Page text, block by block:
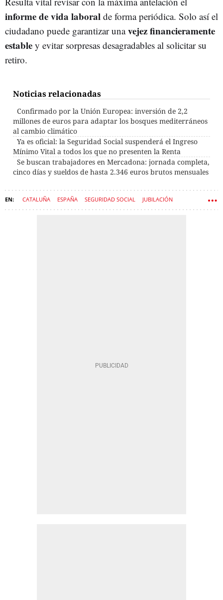
informe de vida laboral de forma periódica. Solo así el
ciudadano puede garantizar unavejez financieramente
estable y evitar sorpresas desagradables al solicitar su
retiro.
Noticias relacionadas
Confirmado por la Unión Europea: inversión de 2,2
millones de euros para adaptar los bosques mediterráneos
al cambio climático
Ya es oficial: la Seguridad Social suspenderá el Ingreso
Mínimo Vital a todos los que no presenten la Renta
Se buscan trabajadores en Mercadona: jornada completa,
cinco días y sueldos de hasta 2.346 euros brutos mensuales
CATALUÑA ESPAÑA SEGURIDAD SOCIAL JUBILACIÓN